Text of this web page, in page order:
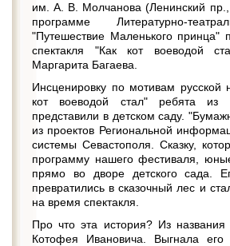
им. А. В. Молчанова (Ленинский пр.,
программе Литературно-
"Путешествие Маленького принца"
спектакля "Как кот воеводой
Маргарита Багаева.
Инсценировку по мотивам русской
кот воеводой стал" ребята из
представили в детском саду.
из проектов Региональной
системы Севастополя. Сказку,
программу нашего фестиваля,
прямо во дворе детского сада.
превратились в сказочный лес и
на время спектакля.
Про что эта история? Из
Котофея Ивановича. Выгнала